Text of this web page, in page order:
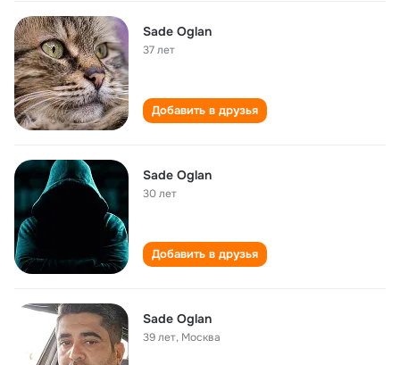
Sade Oglan
37 лет
Добавить в друзья
Sade Oglan
30 лет
Добавить в друзья
Sade Oglan
39 лет, Москва